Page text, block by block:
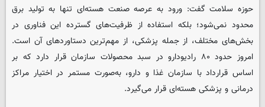
حوزه سلامت گفت: ورود به عرصه صنعت هسته‌ای تنها به تولید برق
محدود نمی‌شود؛ بلکه استفاده از ظرفیت‌های گسترده این فناوری در
بخش‌های مختلف، از جمله پزشکی، از مهم‌ترین دستاوردهای آن است.
امروز حدود ۸۰ رادیودارو در سبد محصولات سازمان قرار دارد که بر
اساس قرارداد با سازمان غذا و دارو، به‌صورت مستمر در اختیار مراکز
درمانی و پزشکی هسته‌ای قرار می‌گیرد.